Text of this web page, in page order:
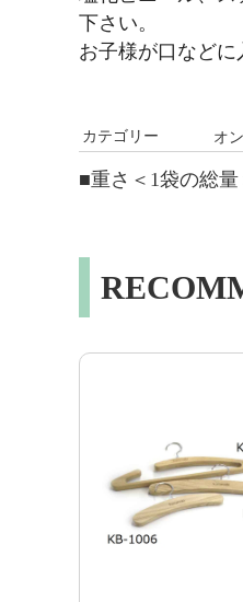
下さい。
お子様が口などに
カテゴリー オ
■重さ＜1袋の総量